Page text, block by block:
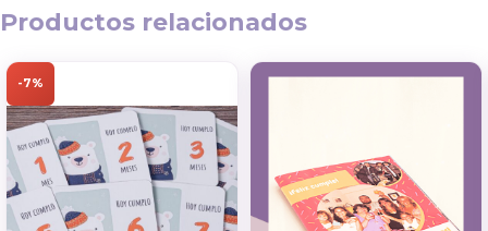
Productos relacionados
-7%